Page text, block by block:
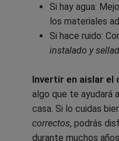
Si hay agua:
los materiales
Si hace ruido:
instalado y
Invertir en aislar el
algo que te ayudará
casa. Si lo cuidas
correctos, podrás
durante muchos